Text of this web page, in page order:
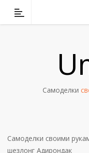
Самоделки
Самоделки своими
шезлонг Адирондак